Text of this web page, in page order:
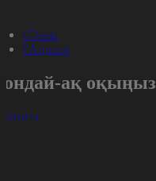
#Әлем
#Aqparat
ақ оқыңыз